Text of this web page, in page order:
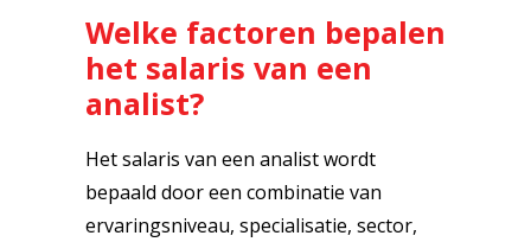
Welke factoren bepalen
het salaris van een
analist?
Het salaris van een analist wordt
bepaald door een combinatie van
ervaringsniveau, specialisatie, sector,